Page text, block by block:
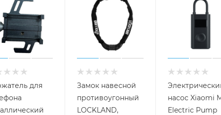
для
Замок навесной
противоугонный
LOCKLAND,
насос Xiaomi
Electric Pump